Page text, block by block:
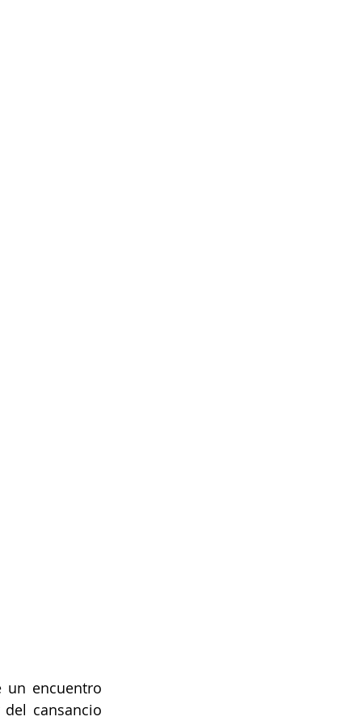
un encuentro
cansancio